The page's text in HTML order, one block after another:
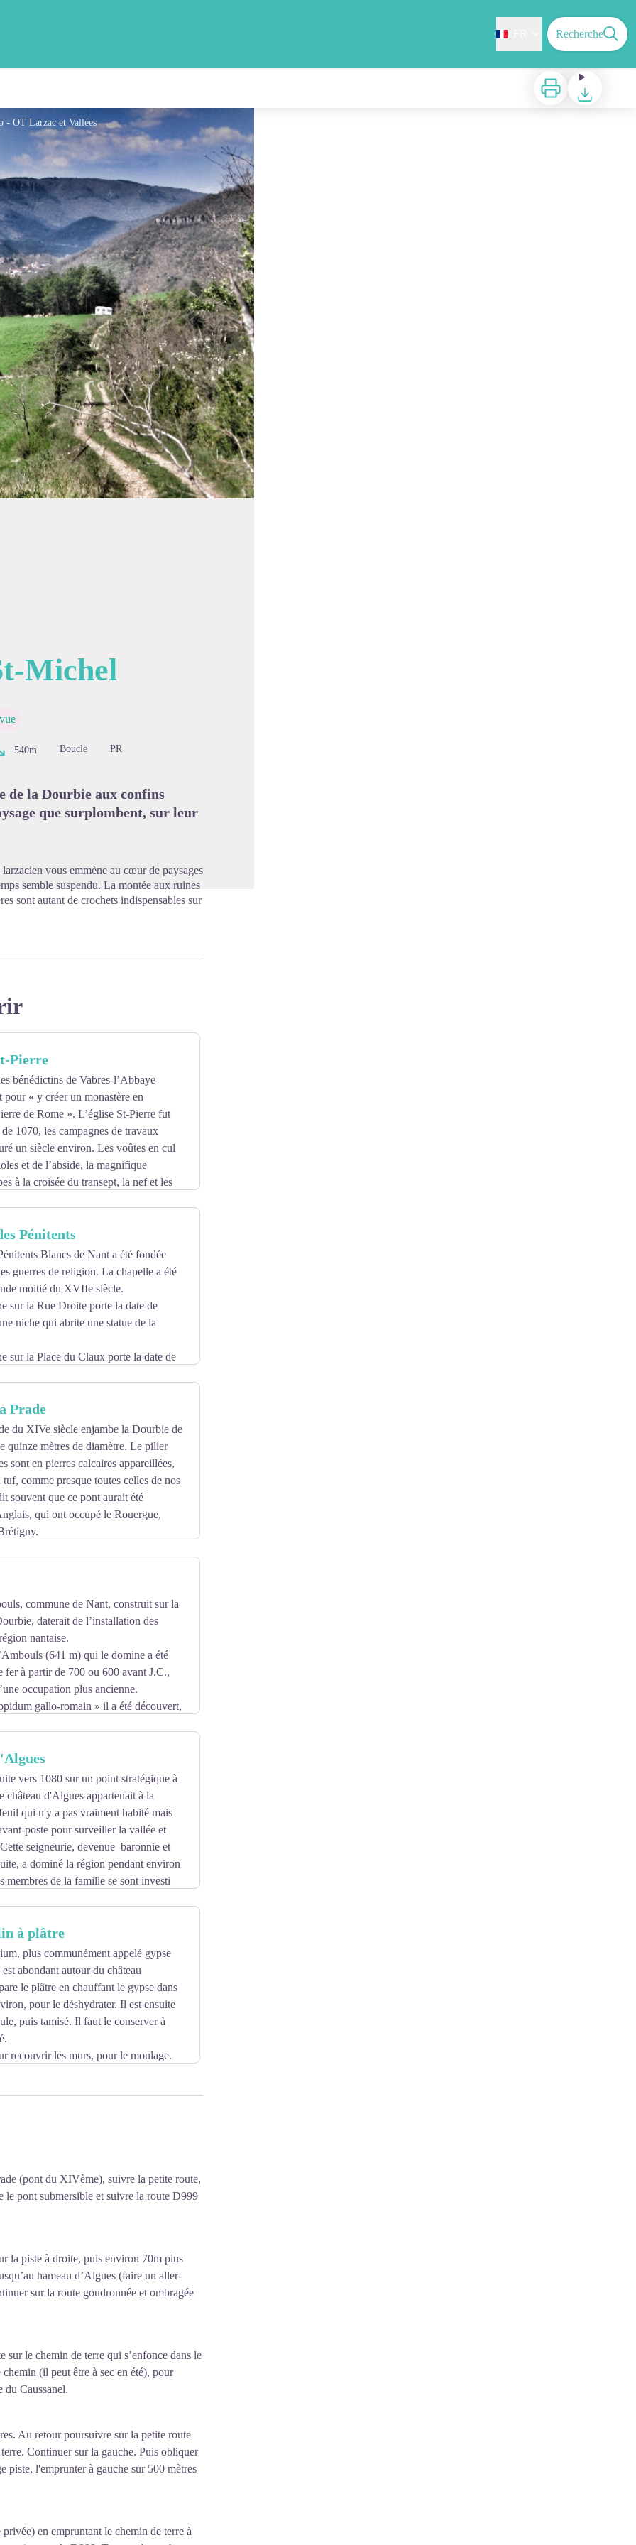
Recherche
Imprimer Télécharger
- OT Larzac et Vallées
Michel
-540m Boucle PR
de la Dourbie aux confins
que surplombent, sur leur
vous emmène au cœur de paysages
semble suspendu. La montée aux ruines
sont autant de crochets indispensables sur
Pierre
bénédictins de Vabres-l’Abbaye
pour « y créer un monastère en
de Rome ». L’église St-Pierre fut
1070, les campagnes de travaux
un siècle environ. Les voûtes en cul
et de l’abside, la magnifique
à la croisée du transept, la nef et les
romane.
la vie de Saint-Pierre ont été dessinés
par M. Cavalier, maître-verrier et
1862.
Pénitents
Blancs de Nant a été fondée
guerres de religion. La chapelle a été
moitié du XVIIe siècle.
sur la Rue Droite porte la date de
niche qui abrite une statue de la
sur la Place du Claux porte la date de
pour la plupart, âgés. La chapelle
en salle d’œuvres paroissiales.
de 20 ans à l’association diocésaine
Prade
du XIVe siècle enjambe la Dourbie de
quinze mètres de diamètre. Le pilier
sont en pierres calcaires appareillées,
tuf, comme presque toutes celles de nos
souvent que ce pont aurait été
qui ont occupé le Rouergue,
de Nant.
commune de Nant, construit sur la
daterait de l’installation des
nantaise.
(641 m) qui le domine a été
fer à partir de 700 ou 600 avant J.C.,
occupation plus ancienne.
gallo-romain » il a été découvert,
la grotte des Fées, où Ernest André a,
4500 ans avant J.C.
rural, mais qui retrouvent une
et restaurent les maisons.
le perron et dessous l’écurie qui
d’un ancien four à pain et une croix
vers 1080 sur un point stratégique à
château d'Algues appartenait à la
qui n'y a pas vraiment habité mais
poste pour surveiller la vallée et
seigneurie, devenue baronnie et
a dominé la région pendant environ
membres de la famille se sont investi
par les papistes de Nant. En 1629, il
que des ruines.
à plâtre
plus communément appelé gypse
abondant autour du château
le plâtre en chauffant le gypse dans
pour le déshydrater. Il est ensuite
puis tamisé. Il faut le conserver à
recouvrir les murs, pour le moulage.
(pont du XIVème), suivre la petite route,
le pont submersible et suivre la route D999
la piste à droite, puis environ 70m plus
hameau d’Algues (faire un aller-
sur la route goudronnée et ombragée
le chemin de terre qui s’enfonce dans le
(il peut être à sec en été), pour
du Caussanel.
Au retour poursuivre sur la petite route
Continuer sur la gauche. Puis obliquer
piste, l'emprunter à gauche sur 500 mètres
en empruntant le chemin de terre à